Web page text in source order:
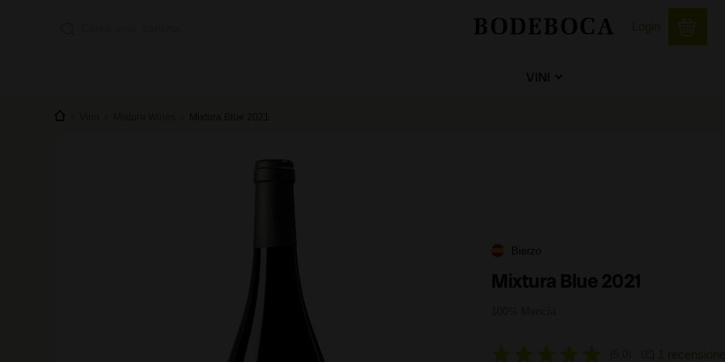
VINI
Bierzo
Mixtura Blue 2021